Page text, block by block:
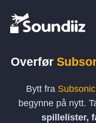
Overfør
Bytt fra Subsonic
begynne på nytt.
spillelister,